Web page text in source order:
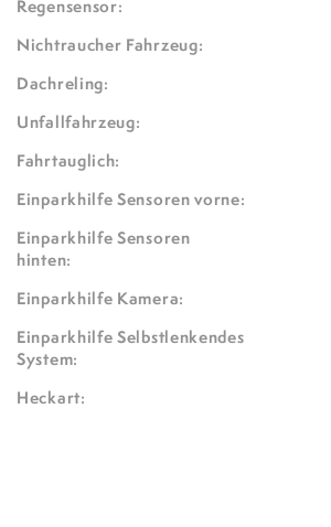
Regensensor:
Nichtraucher Fahrzeug:
Dachreling:
Unfallfahrzeug:
Fahrtauglich:
Einparkhilfe Sensoren vorne:
Einparkhilfe Sensoren
hinten:
Einparkhilfe Kamera:
Einparkhilfe Selbstlenkendes
System:
Heckart: